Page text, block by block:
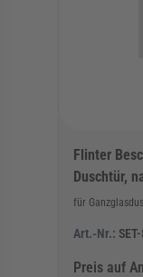
Flinter
Duschtür,
für
Art.-Nr.:
Preis auf